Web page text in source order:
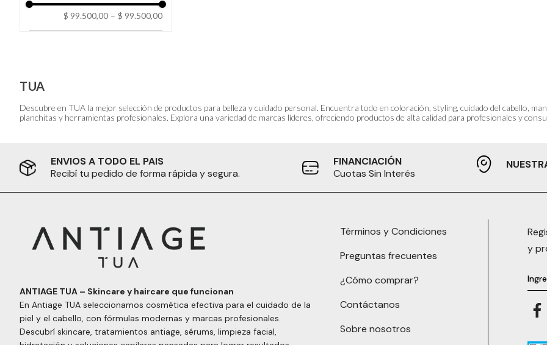
$ 99.500,00 – $ 99.500,00
TUA
Descubre en TUA la mejor selección de productos para belleza y cuidado personal. Encuentra todo en coloración, styling, cuidado del cabello,
planchitas y herramientas profesionales. Explora una variedad de marcas líderes, ofreciendo productos de alta calidad para profesionales y
ENVIOS A TODO EL PAIS
Recibí tu pedido de forma rápida y segura.
FINANCIACIÓN
Cuotas Sin Interés
ANTIAGE TUA – Skincare y haircare que funcionan
En Antiage TUA seleccionamos cosmética efectiva para el cuidado de la
piel y el cabello, con fórmulas modernas y marcas profesionales.
Descubrí skincare, tratamientos antiage, sérums, limpieza facial,
Términos y Condiciones
Preguntas frecuentes
¿Cómo comprar?
Contáctanos
Sobre nosotros
y